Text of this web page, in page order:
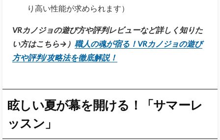
り高い性能が求められます）
VRカノジョの遊び方や評判レビューなど詳しく知りた
い方はこちら→） 職人の魂が宿る！VRカノジョの遊び
方や評判/攻略法を徹底解説！
眩しい夏が幕を開ける！「サマーレ
ッスン」